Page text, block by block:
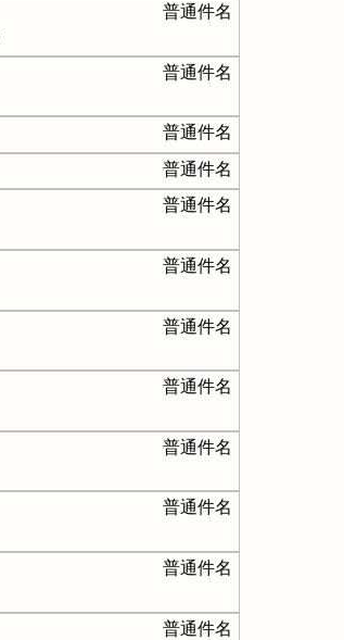
普通件名
普通件名
普通件名
普通件名
普通件名
普通件名
普通件名
普通件名
普通件名
普通件名
普通件名
普通件名